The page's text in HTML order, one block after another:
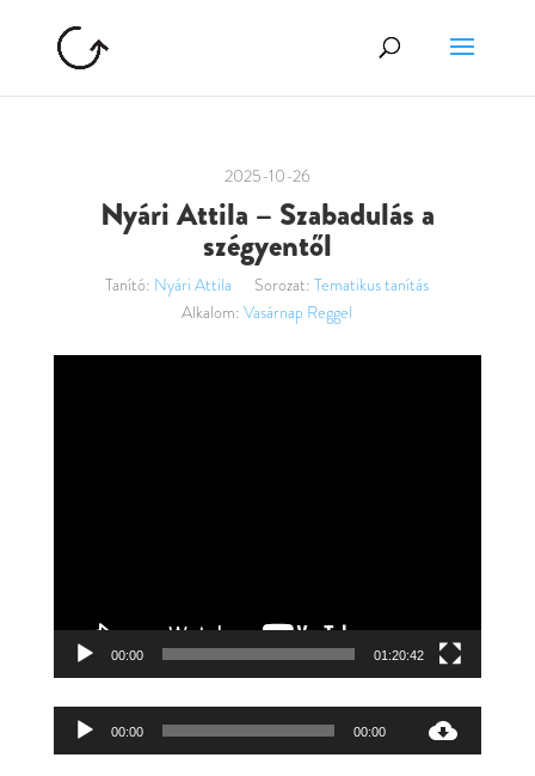
2025-10-26
Nyári Attila – Szabadulás a
szégyentől
Tanító: Nyári Attila Sorozat: Tematikus tanítás
Alkalom: Vasárnap Reggel
00:00 01:20:42
Audió
00:00 00:00